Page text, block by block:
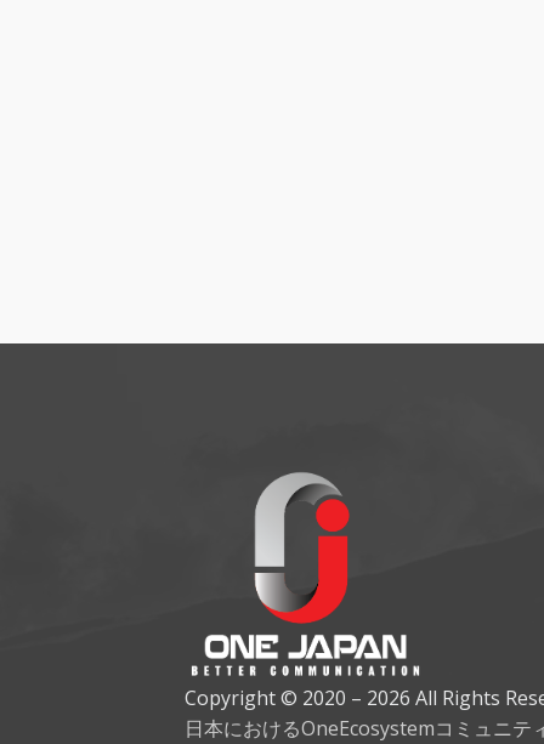
Copyright © 2020 – 2026 All Rights
日本におけるOneEcosystemコミュニテ